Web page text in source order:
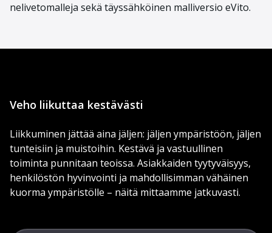
nelivetomalleja sekä täyssähköinen malliversio eVito.
Veho liikuttaa kestävästi
Liikkuminen jättää aina jäljen: jäljen ympäristöön, jäljen
tunteisiin ja muistoihin. Kestävä ja vastuullinen
toiminta punnitaan teoissa. Asiakkaiden tyytyväisyys,
henkilöstön hyvinvointi ja mahdollisimman vähäinen
kuorma ympäristölle – näitä mittaamme jatkuvasti.